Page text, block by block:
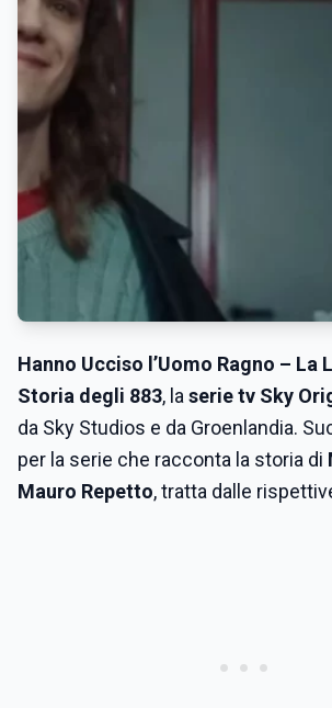
Hanno Ucciso l’Uomo Ragno – La
Storia degli 883, la serie tv Sky
da Sky Studios e da Groenlandia.
per la serie che racconta la storia di
Mauro Repetto, tratta dalle